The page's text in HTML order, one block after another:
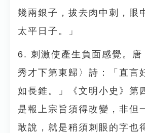
幾兩銀子，拔去肉中刺，眼
太平日子。」
6. 刺激使產生負面感覺。唐
秀才下第東歸〉詩：「直言
如長錐。」《文明小史》第
是報上宗旨須得改變，非但
敢說，就是稍須刺眼的字也